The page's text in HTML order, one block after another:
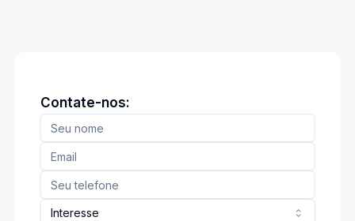
Contate-nos:
Interesse